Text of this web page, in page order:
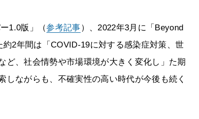
1.0版」（参考記事）、2022年3月に「Beyond
2年間は「COVID-19に対する感染症対策、世
ど、社会情勢や市場環境が大きく変化し」た期
ながらも、不確実性の高い時代が今後も続く